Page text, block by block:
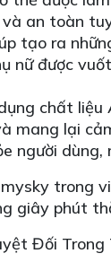
an toàn
tạo ra
nữ được
chất
mang lại
người
trong
giây phút
Đối